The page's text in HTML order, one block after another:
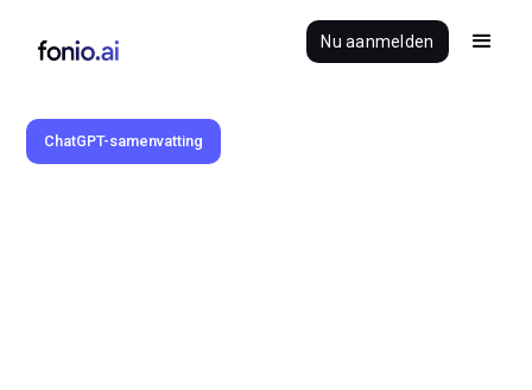
Nu aanmelden
ChatGPT-samenvatting